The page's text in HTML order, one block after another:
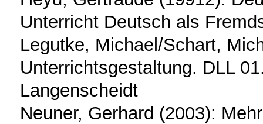
Unterricht Deutsch als
Legutke, Michael/Schart,
Unterrichtsgestaltung. DLL
Langenscheidt
Neuner, Gerhard (2003):